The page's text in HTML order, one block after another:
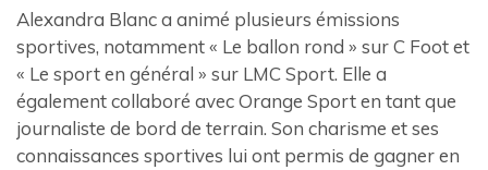
Alexandra Blanc a animé plusieurs émissions
sportives, notamment « Le ballon rond » sur C Foot et
« Le sport en général » sur LMC Sport. Elle a
également collaboré avec Orange Sport en tant que
journaliste de bord de terrain. Son charisme et ses
connaissances sportives lui ont permis de gagner en